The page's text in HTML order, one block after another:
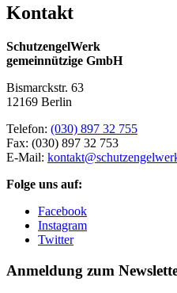
Kontakt
SchutzengelWerk
gemeinnützige GmbH
Bismarckstr. 63
12169 Berlin
Telefon: (030) 897 32 755
Fax: (030) 897 32 753
E-Mail:
Folge uns auf:
Facebook
Instagram
Twitter
Anmeldung zum